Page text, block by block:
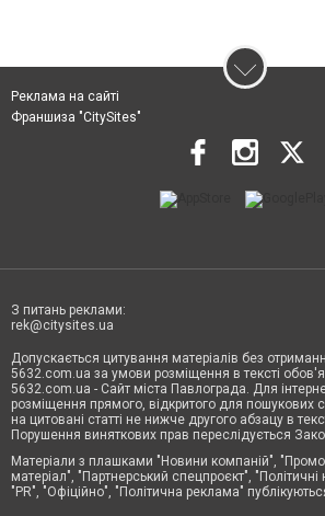
Реклама на сайті
Франшиза "CitySites"
З питань реклами:
rek@citysites.ua
Допускається цитування матеріалів без
5632.com.ua за умови розміщення в тексті
5632.com.ua - Сайт міста Павлограда. Для
розміщення прямого, відкритого для пошукових
на цитовані статті не нижче другого абзацу в
Порушення виняткових прав переслідується
Матеріали з плашками "Новини компаній",
матеріал", "Партнерський спецпроєкт", "Політичні
"PR", "Офіційно", "Політична реклама"